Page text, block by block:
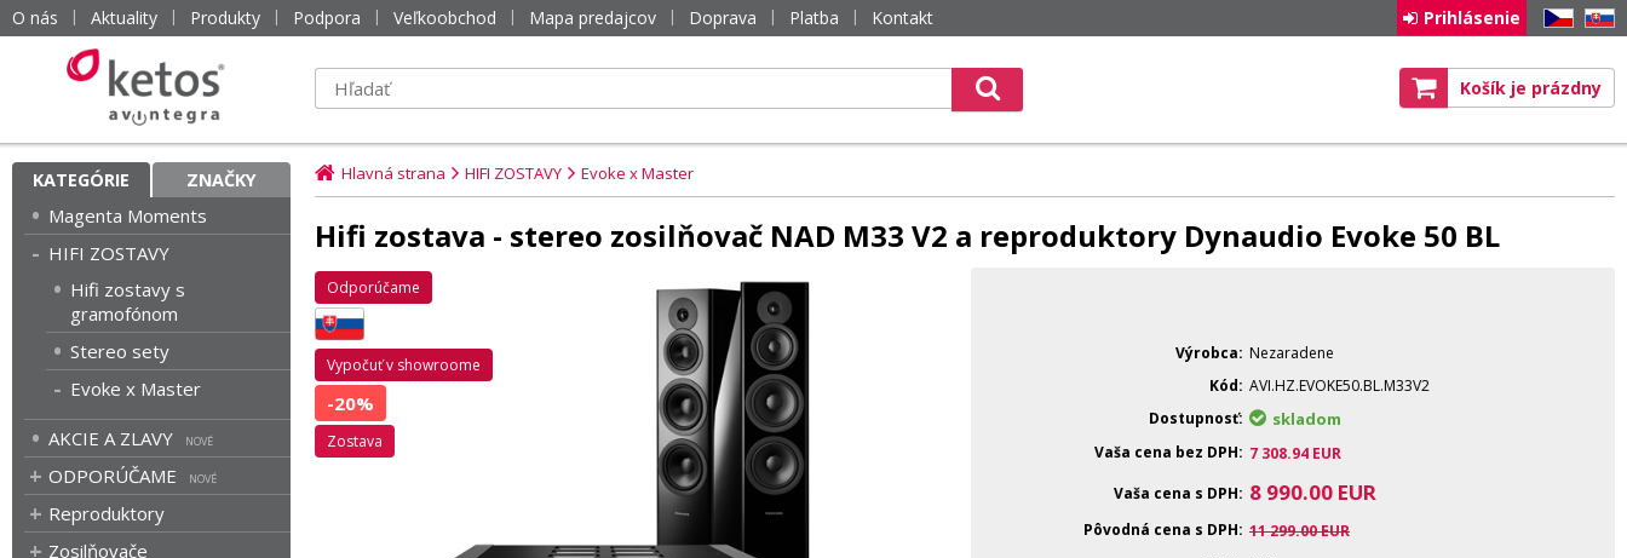
O nás Aktuality Produkty Podpora Veľkoobchod Mapa predajcov Doprava Platba Kontakt CZ SK
Prihlásenie
Košík je prázdny
KATEGÓRIE ZNAČKY
Magenta Moments
HIFI ZOSTAVY
Hifi zostavy s
gramofónom
Stereo sety
Evoke x Master
AKCIE A ZLAVY
ODPORÚČAME
Reproduktory
Zosilňovače
Hlavná strana HIFI ZOSTAVY Evoke x Master
Hifi zostava - stereo zosilňovač NAD M33 V2 a reproduktory Dynaudio Evoke 50 BL
Odporúčame
Vypočuť v showroome
-20%
zostava
Výrobca
Nezaradene
Kód AVI.HZ.EVOKE50.BL.M33V2
Dostupnosť
skladom
Vaša cena bez DPH 7 308.94 EUR
Vaša cena s DPH
8 990.00 EUR
Pôvodná cena s DPH 11 299.00EUR